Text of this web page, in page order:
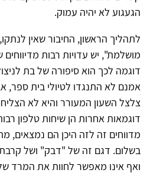
הגעגוע לא יהיה עמוק.
לתהליך הראשון, החיבור שאין
מושלמת", יש עדויות רבות מדיווחים
דוגמה לכך הוא סיפורה של בת
אמנם לא התנגדו לטיולי בית ספר,
צלצל השעון המעורר והיא לא
דוגמאות אחרות הן שיחות טלפון
מדווחים זה לזה היכן הם נמצאים,
בשלום. דגם זה של "דבק" ושל קרבת
ואף אינו מאפשר לחוות את המרד